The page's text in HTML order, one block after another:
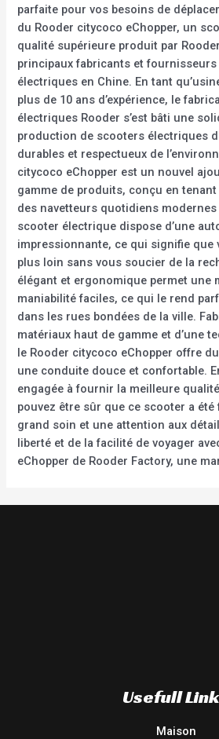
parfaite pour vos besoins de
du Rooder citycoco eChopper, un
qualité supérieure produit par
principaux fabricants et
électriques en Chine. En tant
plus de 10 ans d’expérience, le
électriques Rooder s’est bâti une
production de scooters électriques
durables et respectueux de
citycoco eChopper est un nouvel
gamme de produits, conçu en
des navetteurs quotidiens
scooter électrique dispose d’une
impressionnante, ce qui signifie que
plus loin sans vous soucier de la
élégant et ergonomique permet une
maniabilité faciles, ce qui le rend
dans les rues bondées de la ville.
matériaux haut de gamme et d’une
le Rooder citycoco eChopper offre
une conduite douce et confortable.
engagée à fournir la meilleure
pouvez être sûr que ce scooter a été
grand soin et une attention aux
liberté et de la facilité de voyager
eChopper de Rooder Factory, une
Usefull
Maison